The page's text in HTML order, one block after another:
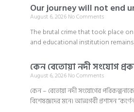
Our journey will not end
August 6, 2026 No Comments
The brutal crime that took place
and educational institution
কেন বেতোয়া নদী সংযোগ
August 6, 2026 No Comments
কেন – বেতোয়া নদী সংযোগের
বিশেষজ্ঞদের মনে। আত্মগর্বী প্রশাসন